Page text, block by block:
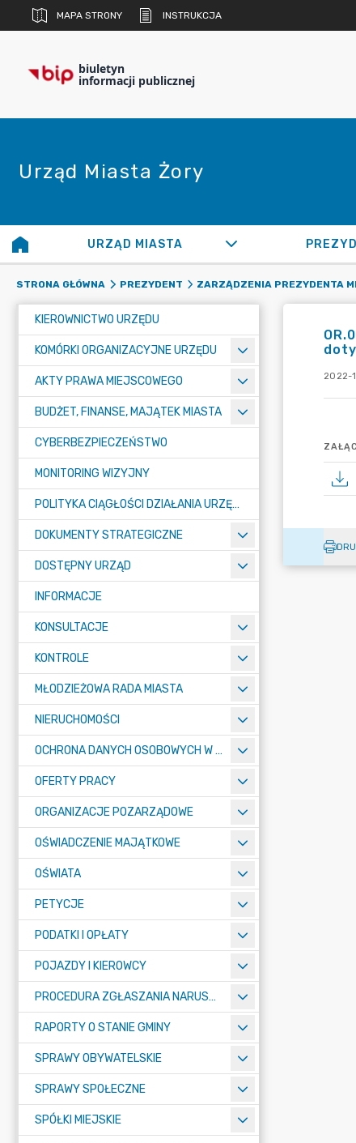
MAPA STRONY INSTRUKCJA
biuletyn
informacji publicznej
Urząd Miasta Żory
URZĄD MIASTA
STRONA GŁÓWNA PREZYDENT ZARZĄDZENIA PREZYDENTA
KIEROWNICTWO URZĘDU
KOMÓRKI ORGANIZACYJNE URZĘDU
AKTY PRAWA MIEJSCOWEGO
BUDŻET, FINANSE, MAJĄTEK MIASTA
CYBERBEZPIECZEŃSTWO
MONITORING WIZYJNY
POLITYKA CIĄGŁOŚCI DZIAŁANIA URZĘDU MIASTA ŻORY
DOKUMENTY STRATEGICZNE
DOSTĘPNY URZĄD
INFORMACJE
KONSULTACJE
KONTROLE
MŁODZIEŻOWA RADA MIASTA
NIERUCHOMOŚCI
OCHRONA DANYCH OSOBOWYCH W URZĘDZIE MIASTA ŻORY - RODO
OFERTY PRACY
ORGANIZACJE POZARZĄDOWE
OŚWIADCZENIE MAJĄTKOWE
OŚWIATA
PETYCJE
PODATKI I OPŁATY
POJAZDY I KIEROWCY
PROCEDURA ZGŁASZANIA NARUSZEŃ PRAWA
RAPORTY O STANIE GMINY
SPRAWY OBYWATELSKIE
SPRAWY SPOŁECZNE
SPÓŁKI MIEJSKIE
2022-